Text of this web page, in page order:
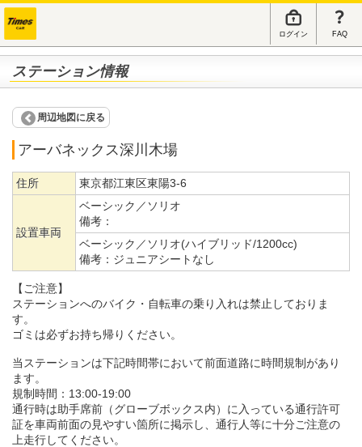
ログイン FAQ
ステーション情報
周辺地図に戻る
アーバネックス深川木場
住所 東京都江東区東陽3-6
設置車両
ベーシック／ソリオ
備考：
ベーシック／ソリオ(ハイブリッド/1200cc)
備考： ジュニアシートなし
【ご注意】
ステーションへのバイク・自転車の乗り入れは禁止しておりま
す。
ゴミは必ずお持ち帰りください。
当ステーションは下記時間帯において前面道路に時間規制があり
ます。
規制時間：13:00-19:00
通行時は助手席前（グローブボックス内）に入っている通行許可
証を車両前面の見やすい箇所に掲示し、通行人等に十分ご注意の
上走行してください。